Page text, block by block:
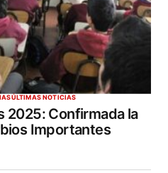
ÚLTIMAS NOTICIAS
2025: Confirmada la
Importantes